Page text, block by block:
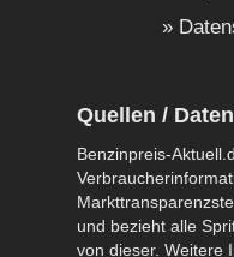
Quellen /
Benzinpreis-
und bezieht alle
von dieser. Weitere